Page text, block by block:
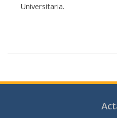
Universitaria.